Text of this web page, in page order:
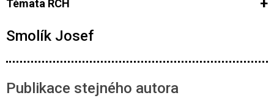
Témata RCH
Co je rizikové chování (RCH)
Smolík Josef
Publikace stejného autora